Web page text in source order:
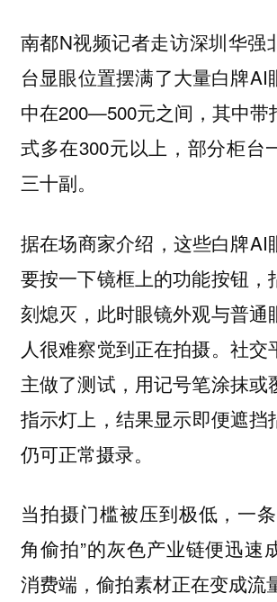
南都N视频记者走访深圳华强
台显眼位置摆满了大量白牌AI
中在200—500元之间，其中带
式多在300元以上，部分柜台
三十副。
据在场商家介绍，这些白牌AI
要按一下镜框上的功能按钮，
刻熄灭，此时眼镜外观与普通
人很难察觉到正在拍摄。社交
主做了测试，用记号笔涂抹或
指示灯上，结果显示即便遮挡
仍可正常摄录。
当拍摄门槛被压到极低，一
角偷拍”的灰色产业链便迅速
消费端，偷拍素材正在变成流